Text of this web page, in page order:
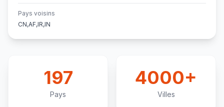
Pays voisins
CN,AF,IR,IN
197
Pays
4000+
Villes